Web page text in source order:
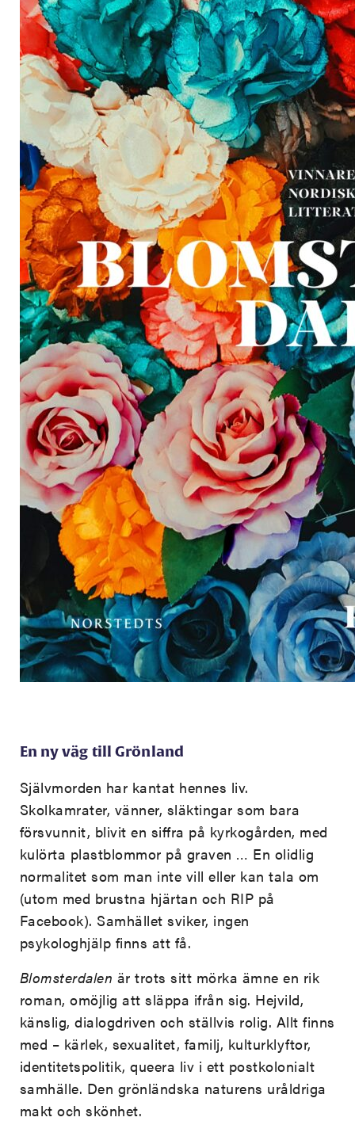
En ny väg till Grönland
Självmorden har kantat hennes liv.
Skolkamrater, vänner, släktingar som bara
försvunnit, blivit en siffra på kyrkogården, med
kulörta plastblommor på graven … En olidlig
normalitet som man inte vill eller kan tala om
(utom med brustna hjärtan och RIP på
Facebook). Samhället sviker, ingen
psykologhjälp finns att få.
Blomsterdalen är trots sitt mörka ämne en rik
roman, omöjlig att släppa ifrån sig. Hejvild,
känslig, dialogdriven och ställvis rolig. Allt finns
med – kärlek, sexualitet, familj, kulturklyftor,
identitetspolitik, queera liv i ett postkolonialt
samhälle. Den grönländska naturens uråldriga
makt och skönhet.